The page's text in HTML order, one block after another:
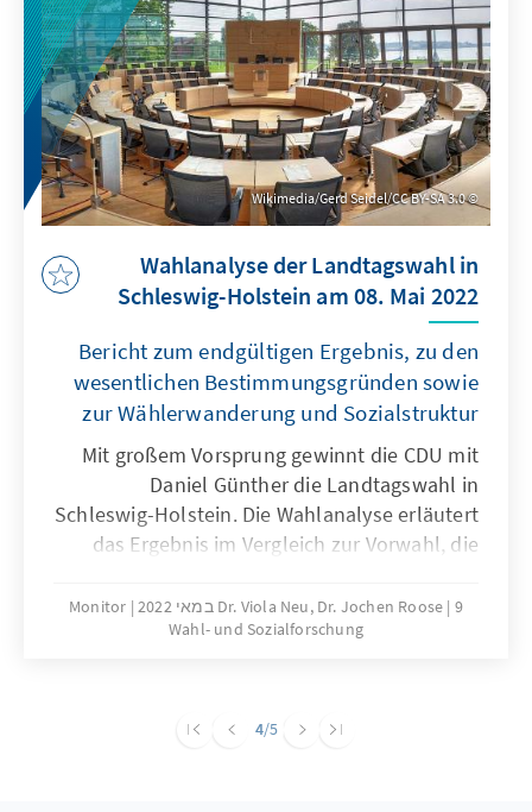
Leistungen der Regierung für das
Wahlergebnis erläutert.
Wikimedia/Gerd Seidel/CC BY-SA 3.0
Wahlanalyse der Landtagswahl in
Schleswig-Holstein am 08. Mai 2022
Bericht zum endgültigen Ergebnis, zu den
wesentlichen Bestimmungsgründen sowie
zur Wählerwanderung und Sozialstruktur
Mit großem Vorsprung gewinnt die CDU mit
Daniel Günther die Landtagswahl in
Schleswig-Holstein. Die Wahlanalyse erläutert
das Ergebnis im Vergleich zur Vorwahl, die
Bestimmungsgründe des Wahlergebnisses.
Ausgehend von den Wahltagsbefragungen
Spitzenkandidatinnen und -kandidaten,
Dr. Viola Neu, Dr. Jochen Roose 9 במאי 2022
Monitor
Wahl- und Sozialforschung
4/5